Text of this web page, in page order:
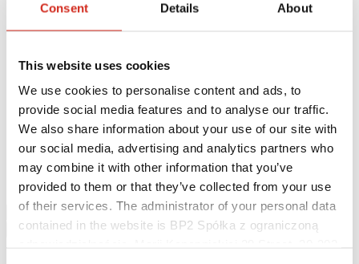
Consent Details About
This website uses cookies
We use cookies to personalise content and ads, to
provide social media features and to analyse our traffic.
We also share information about your use of our site with
our social media, advertising and analytics partners who
may combine it with other information that you’ve
provided to them or that they’ve collected from your use
of their services. The administrator of your personal data
contained in the website is BP2 Spółka z ograniczoną
Dangos, spalvos ir garantijos
Garantijos registravimas
Įgyvendinti projektai ir inspiracijos
Parsisiunčiami failai
Rasti rangovą
Kur įsigyti?
BIM bibliotekos
Parsisiųsti
Kontaktai